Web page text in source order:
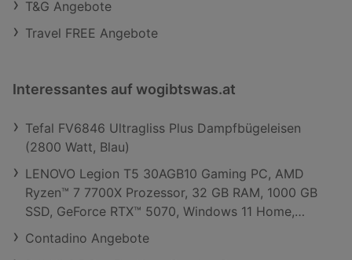
T&G Angebote
Travel FREE Angebote
Interessantes auf wogibtswas.at
Tefal FV6846 Ultragliss Plus Dampfbügeleisen
(2800 Watt, Blau)
LENOVO Legion T5 30AGB10 Gaming PC, AMD
Ryzen™ 7 7700X Prozessor, 32 GB RAM, 1000 GB
SSD, GeForce RTX™ 5070, Windows 11 Home,
Eclipse Black
Contadino Angebote